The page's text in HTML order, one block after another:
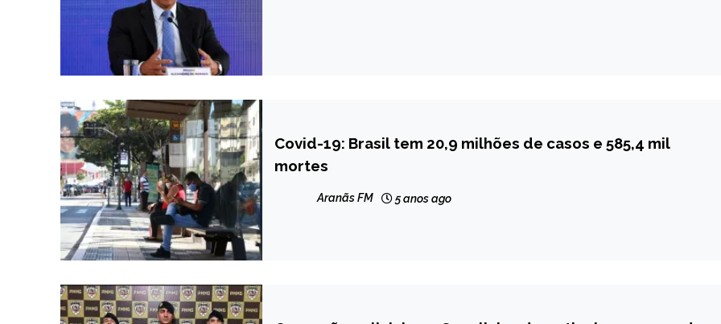
BRASIL
CAPELINHA
NOTÍCIAS
Covid-19: Brasil tem 20,9 milhões de casos e 585,4 mil
mortes
Aranãs FM 5 anos ago